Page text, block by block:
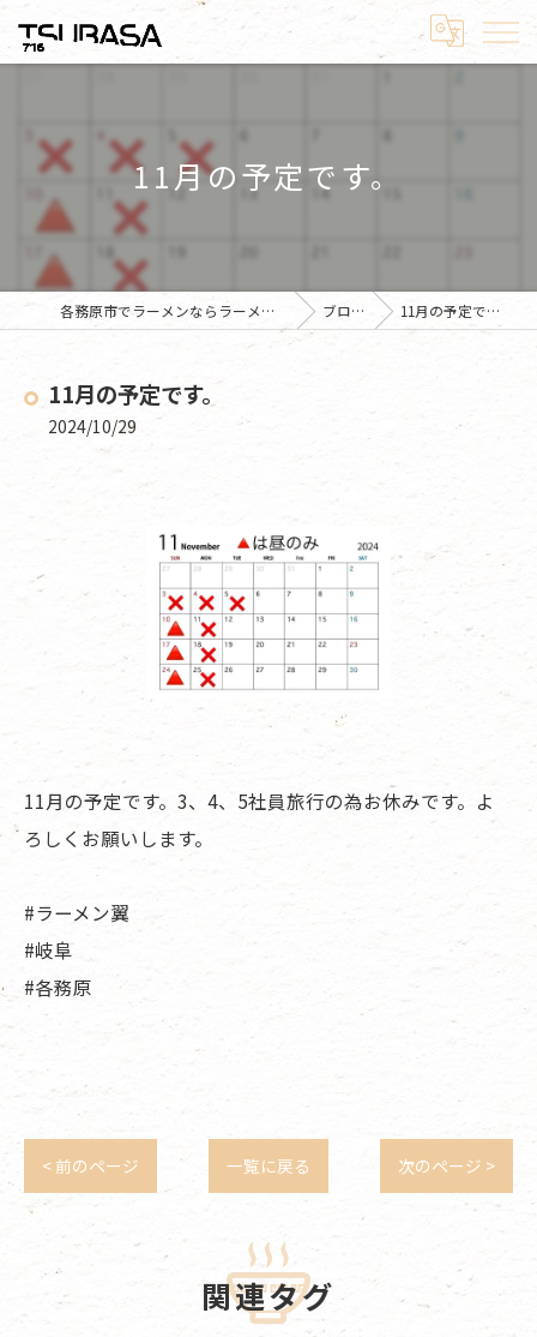
11月の予定です。
各務原市でラーメンならラーメン翼 ブログ 11月の予定です。
11月の予定です。
2024/10/29
11月の予定です。3、4、5社員旅行の為お休みです。よ
ろしくお願いします。
#ラーメン翼
#岐阜
#各務原
< 前のページ 一覧に戻る 次のページ >
関連タグ